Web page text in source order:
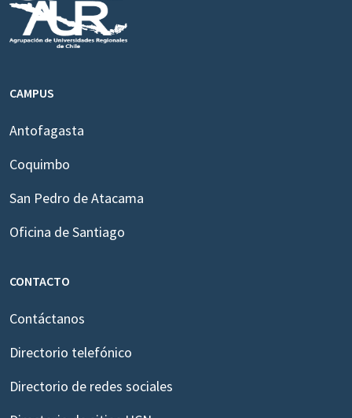
CAMPUS
Antofagasta
Coquimbo
San Pedro de Atacama
Oficina de Santiago
CONTACTO
Contáctanos
Directorio telefónico
Directorio de redes sociales